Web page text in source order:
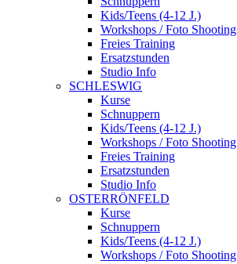
Kids/Teens (4-12 J.)
Workshops / Foto Shooting
Freies Training
Ersatzstunden
Studio Info
SCHLESWIG
Kurse
Schnuppern
Kids/Teens (4-12 J.)
Workshops / Foto Shooting
Freies Training
Ersatzstunden
Studio Info
OSTERRÖNFELD
Kurse
Schnuppern
Kids/Teens (4-12 J.)
Workshops / Foto Shooting